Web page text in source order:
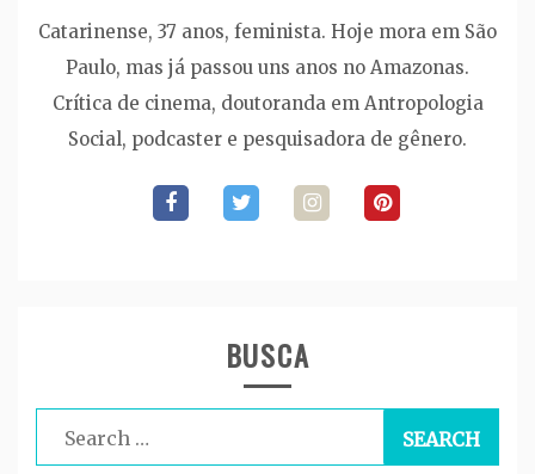
Catarinense, 37 anos, feminista. Hoje mora em São
Paulo, mas já passou uns anos no Amazonas.
Crítica de cinema, doutoranda em Antropologia
Social, podcaster e pesquisadora de gênero.
BUSCA
for: